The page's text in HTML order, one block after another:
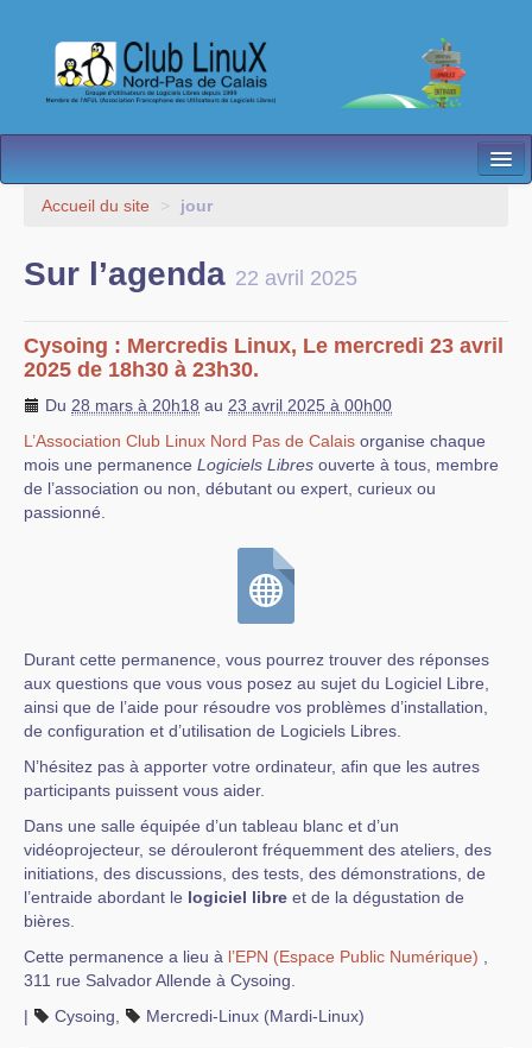
L’Association
Besoin d’Aide ?
Contact
Espace membres
Accueil du site > jour
Sur l’agenda 22 avril 2025
Cysoing : Mercredis Linux, Le mercredi 23 avril
2025 de 18h30 à 23h30.
Du 28 mars à 20h18 au 23 avril 2025 à 00h00
L’Association Club Linux Nord Pas de Calais organise chaque
mois une permanence Logiciels Libres ouverte à tous, membre
de l’association ou non, débutant ou expert, curieux ou
passionné.
Durant cette permanence, vous pourrez trouver des réponses
aux questions que vous vous posez au sujet du Logiciel Libre,
ainsi que de l’aide pour résoudre vos problèmes d’installation,
de configuration et d’utilisation de Logiciels Libres.
N’hésitez pas à apporter votre ordinateur, afin que les autres
participants puissent vous aider.
Dans une salle équipée d’un tableau blanc et d’un
vidéoprojecteur, se dérouleront fréquemment des ateliers, des
initiations, des discussions, des tests, des démonstrations, de
l’entraide abordant le logiciel libre et de la dégustation de
bières.
Cette permanence a lieu à l’EPN (Espace Public Numérique)
311 rue Salvador Allende à Cysoing.
|
Cysoing Mercredi-Linux (Mardi-Linux)